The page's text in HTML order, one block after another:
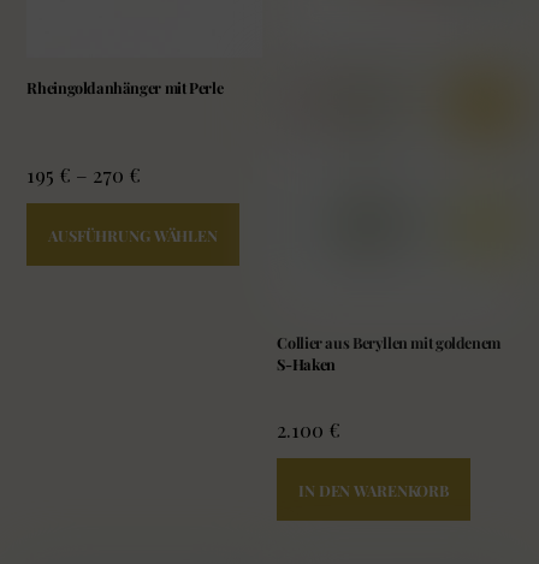
Rheingoldanhänger mit Perle
195 € – 270 €
AUSFÜHRUNG WÄHLEN
Varianten
Optionen
Collier aus Beryllen mit goldenem
S-Haken
2.100 €
IN DEN WARENKORB